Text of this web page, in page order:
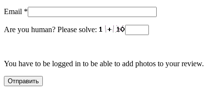
Email *
Are you human? Please solve:
You have to be logged in to be able to add photos to your review.